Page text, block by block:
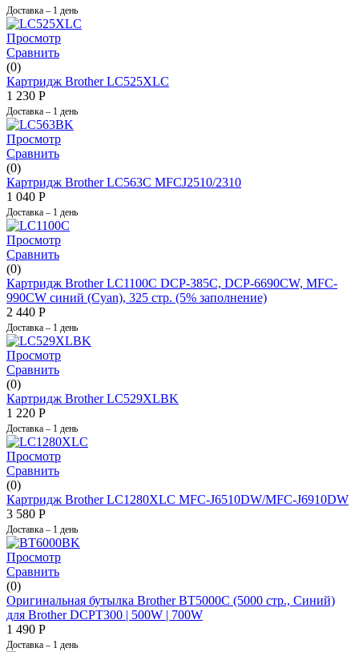
Доставка – 1 день
Просмотр
Сравнить
(0)
Картридж Brother LC525XLC
1 230 Р
Доставка – 1 день
Просмотр
Сравнить
(0)
Картридж Brother LC563C MFCJ2510/2310
1 040 Р
Доставка – 1 день
Просмотр
Сравнить
(0)
Картридж Brother LC1100C DCP-385C, DCP-6690CW, MFC-
990CW синий (Cyan), 325 стр. (5% заполнение)
2 440 Р
Доставка – 1 день
Просмотр
Сравнить
(0)
Картридж Brother LC529XLBK
1 220 Р
Доставка – 1 день
Просмотр
Сравнить
(0)
Картридж Brother LC1280XLC MFC-J6510DW/MFC-J6910DW
3 580 Р
Доставка – 1 день
Просмотр
Сравнить
(0)
Оригинальная бутылка Brother BT5000C (5000 стр., Синий)
для Brother DCPT300 | 500W |​ 700W
1 490 Р
Доставка – 1 день